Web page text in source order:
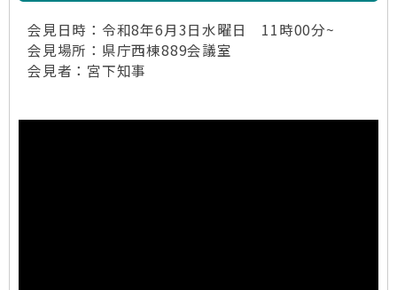
会見日時：令和8年6月3日水曜日 11時00分~
会見場所：県庁西棟889会議室
会見者：宮下知事